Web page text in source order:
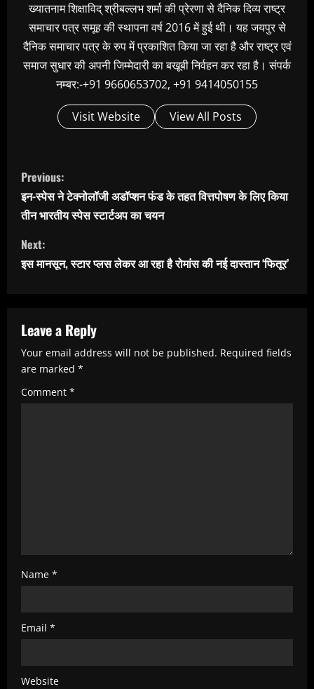
ख्यातनाम शिक्षाविद् श्रीबल्लभ शर्मा की प्रेरणा से दैनिक दिव्य राष्ट्र
समाचार पत्र समूह की स्थापना वर्ष 2016 में हुई थी। यह जयपुर से
दैनिक समाचार पत्र के रुप में प्रकाशित किया जा रहा है और राष्ट्र एवं
समाज सुधार की अपनी जिम्मेदारी का बखूबी निर्वहन कर रहा है। संपर्क
नम्बर:-+91 9660653702, +91 9414050155
Visit Website View All Posts
C
o
n
t
i
e
R
e
a
Previous:
इन-स्पेस ने टेक्नोलॉजी अडॉप्शन फंड के तहत वित्तपोषण के लिए किया
तीन भारतीय स्पेस स्टार्टअप का चयन
Next:
इस मानसून, स्टार प्लस लेकर आ रहा है रोमांस की नई दास्तान ‘फितूर’
Leave a Reply
Your email address will not be published. Required fields
are marked *
Comment *
Name *
Email *
Website